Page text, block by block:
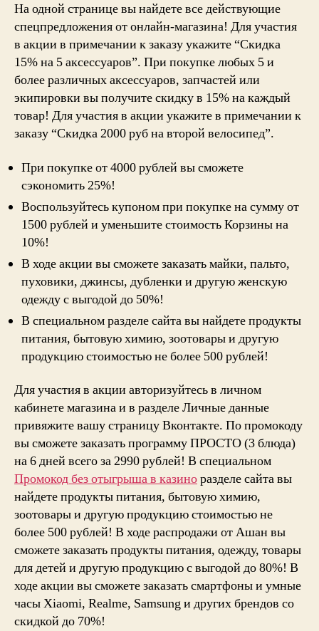
На одной странице вы найдете все действующие
спецпредложения от онлайн-магазина! Для участия
в акции в примечании к заказу укажите “Cкидка
15% на 5 аксессуаров”. При покупке любых 5 и
более различных аксессуаров, запчастей или
экипировки вы получите скидку в 15% на каждый
товар! Для участия в акции укажите в примечании к
заказу “Скидка 2000 руб на второй велосипед”.
При покупке от 4000 рублей вы сможете
сэкономить 25%!
Воспользуйтесь купоном при покупке на сумму от
1500 рублей и уменьшите стоимость Корзины на
10%!
В ходе акции вы сможете заказать майки, пальто,
пуховики, джинсы, дубленки и другую женскую
одежду с выгодой до 50%!
В специальном разделе сайта вы найдете продукты
питания, бытовую химию, зоотовары и другую
продукцию стоимостью не более 500 рублей!
Для участия в акции авторизуйтесь в личном
кабинете магазина и в разделе Личные данные
привяжите вашу страницу Вконтакте. По промокоду
вы сможете заказать программу ПРОСТО (3 блюда)
на 6 дней всего за 2990 рублей! В специальном
Промокод без отыгрыша в казиноразделе сайта вы
найдете продукты питания, бытовую химию,
зоотовары и другую продукцию стоимостью не
более 500 рублей! В ходе распродажи от Ашан вы
сможете заказать продукты питания, одежду, товары
для детей и другую продукцию с выгодой до 80%! В
ходе акции вы сможете заказать смартфоны и умные
часы Xiaomi, Realme, Samsung и других брендов со
скидкой до 70%!